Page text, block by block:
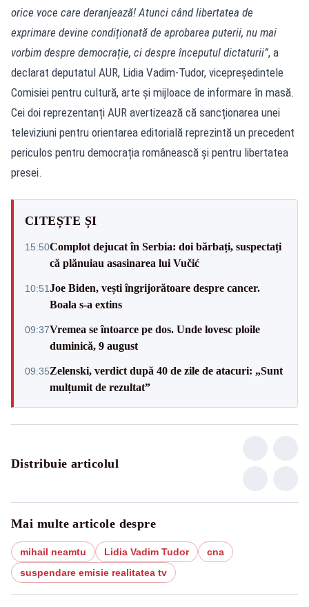
orice voce care deranjează! Atunci când libertatea de
exprimare devine condiționată de aprobarea puterii, nu mai
vorbim despre democrație, ci despre începutul dictaturii”, a
declarat deputatul AUR, Lidia Vadim-Tudor, vicepreședintele
Comisiei pentru cultură, arte şi mijloace de informare în masă.
Cei doi reprezentanți AUR avertizează că sancționarea unei
televiziuni pentru orientarea editorială reprezintă un precedent
periculos pentru democrația românească și pentru libertatea
presei.
CITEȘTE ȘI
15:50Complot dejucat în Serbia: doi bărbați, suspectați
că plănuiau asasinarea lui Vučić
10:51Joe Biden, vești îngrijorătoare despre cancer.
Boala s-a extins
09:37Vremea se întoarce pe dos. Unde lovesc ploile
duminică, 9 august
09:35Zelenski, verdict după 40 de zile de atacuri: „Sunt
mulțumit de rezultat”
Distribuie articolul
Mai multe articole despre
mihail neamtu Lidia Vadim Tudor
cna
suspendare emisie realitatea tv